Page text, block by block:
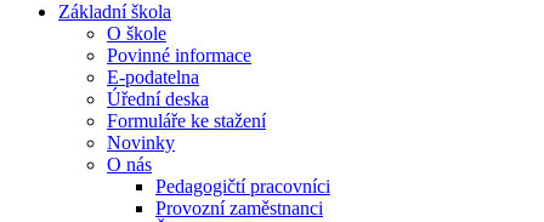
Základní škola
O škole
Povinné informace
E-podatelna
Úřední deska
Formuláře ke stažení
Novinky
O nás
Pedagogičtí pracovníci
Provozní zaměstnanci